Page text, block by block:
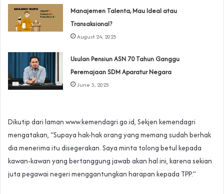
Manajemen Talenta, Mau Ideal atau
Transaksional?
August 24, 2025
Usulan Pensiun ASN 70 Tahun Ganggu
Peremajaan SDM Aparatur Negara
June 3, 2025
Dikutip dari laman www.kemendagri.go.id, Sekjen kemendagri
mengatakan, “Supaya hak-hak orang yang memang sudah berhak
dia menerima itu disegerakan. Saya minta tolong betul kepada
kawan-kawan yang bertanggung jawab akan hal ini, karena sekian
juta pegawai negeri menggantungkan harapan kepada TPP.”